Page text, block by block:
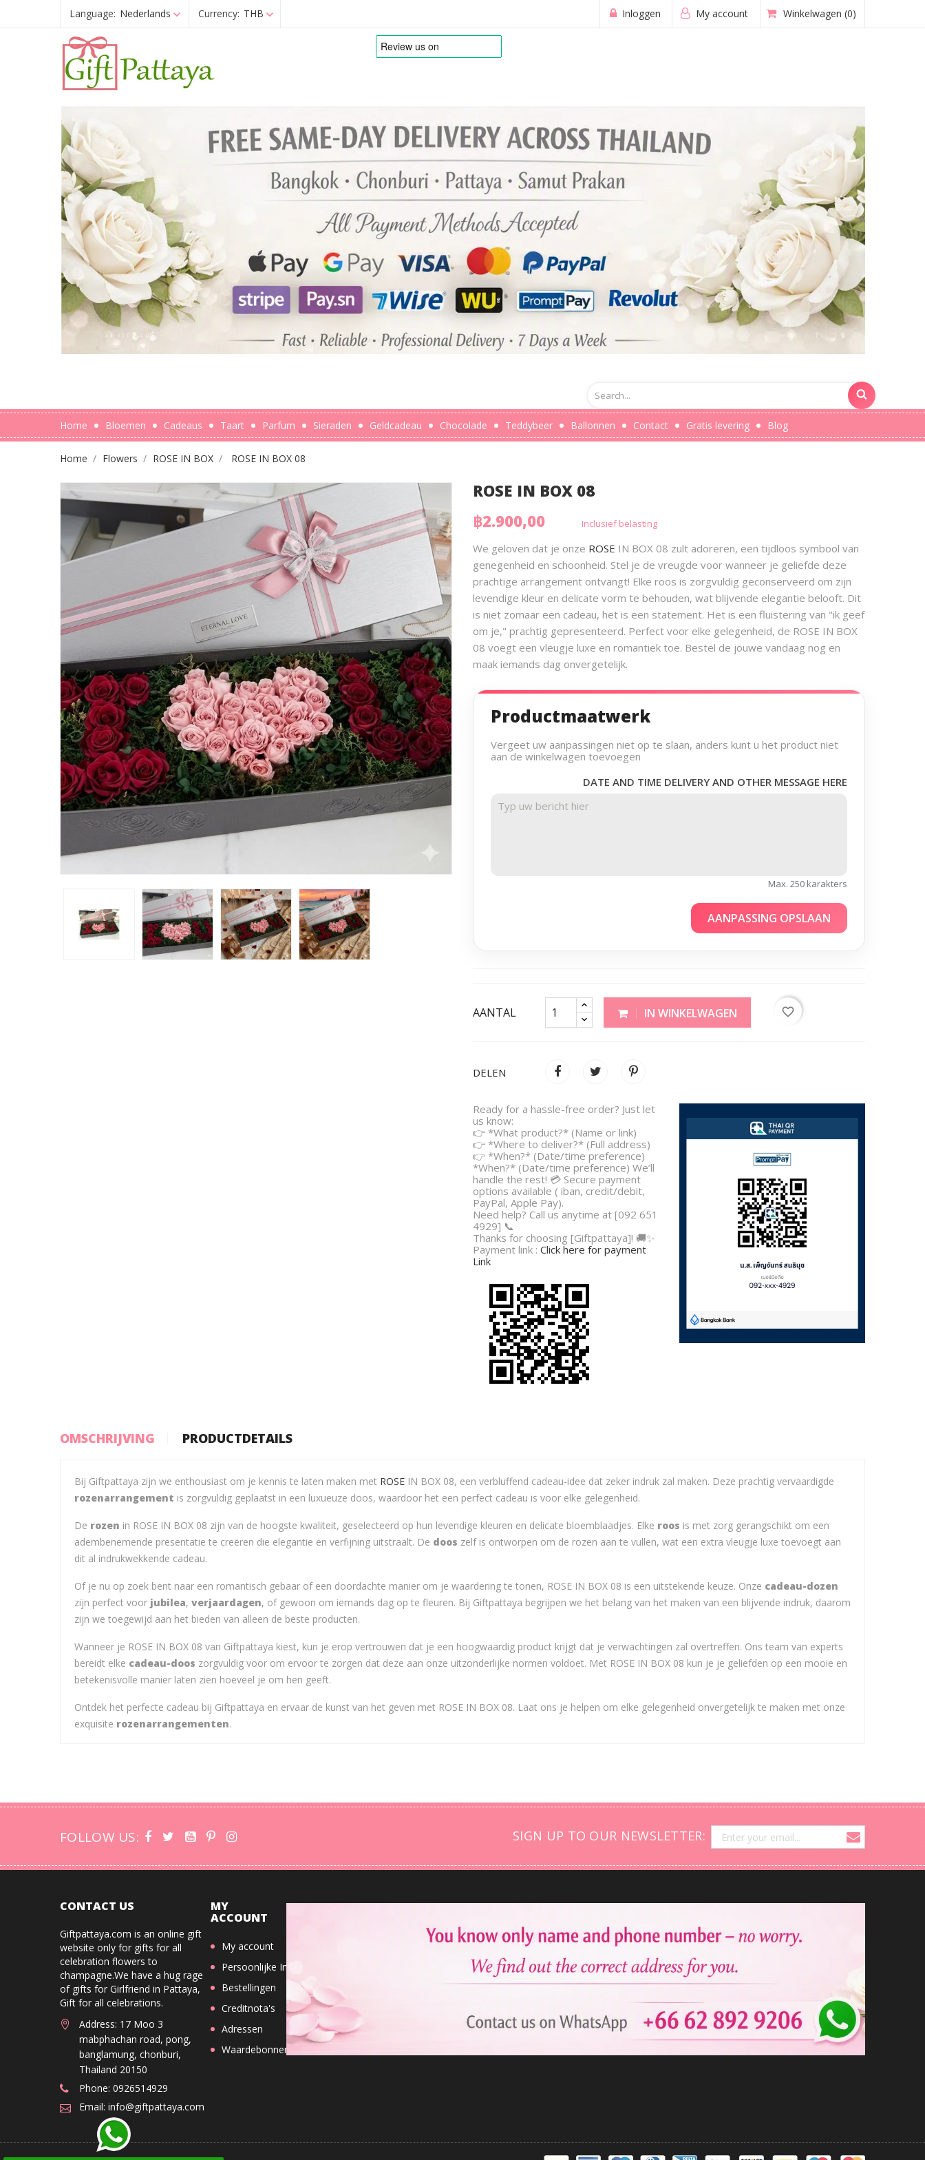
Language: Nederlands Currency: THB My account
Inloggen Winkelwagen (0)
Home Bloemen Cadeaus Taart Parfum Sieraden Geldcadeau Chocolade Teddybeer Ballonnen Contact Gratis levering Blog
Home Flowers ROSE IN BOX ROSE IN BOX 08
ROSE IN BOX 08
฿2.900,00
Inclusief belasting
We geloven dat je onze ROSE IN BOX 08 zult adoreren, een tijdloos symbool van
genegenheid en schoonheid. Stel je de vreugde voor wanneer je geliefde deze
prachtige arrangement ontvangt! Elke roos is zorgvuldig geconserveerd om zijn
levendige kleur en delicate vorm te behouden, wat blijvende elegantie belooft. Dit
is niet zomaar een cadeau, het is een statement. Het is een fluistering van "ik geef
om je," prachtig gepresenteerd. Perfect voor elke gelegenheid, de ROSE IN BOX
08 voegt een vleugje luxe en romantiek toe. Bestel de jouwe vandaag nog en
maak iemands dag onvergetelijk.
Productmaatwerk
Vergeet uw aanpassingen niet op te slaan, anders kunt u het product niet
aan de winkelwagen toevoegen
DATE AND TIME DELIVERY AND OTHER MESSAGE HERE
Max. 250 karakters
AANPASSING OPSLAAN
AANTAL IN WINKELWAGEN favorite_border
DELEN
Ready for a hassle-free order? Just let
us know:
👉 *What product?* (Name or link)
👉 *Where to deliver?* (Full address)
👉 *When?* (Date/time preference)
*When?* (Date/time preference) We’ll
handle the rest! 💳 Secure payment
options available ( iban, credit/debit,
PayPal, Apple Pay).
Need help? Call us anytime at [092 651
4929] 📞
Thanks for choosing [Giftpattaya]! 🚚✨
Payment link : Click here for payment
Link
OMSCHRIJVING PRODUCTDETAILS
Bij Giftpattaya zijn we enthousiast om je kennis te laten maken met ROSE IN BOX 08, een verbluffend cadeau-idee dat zeker indruk zal maken. Deze prachtig vervaardigde
rozenarrangement is zorgvuldig geplaatst in een luxueuze doos, waardoor het een perfect cadeau is voor elke gelegenheid.
De rozen in ROSE IN BOX 08 zijn van de hoogste kwaliteit, geselecteerd op hun levendige kleuren en delicate bloemblaadjes. Elke roos is met zorg gerangschikt om een
adembenemende presentatie te creëren die elegantie en verfijning uitstraalt. De doos zelf is ontworpen om de rozen aan te vullen, wat een extra vleugje luxe toevoegt aan
dit al indrukwekkende cadeau.
Of je nu op zoek bent naar een romantisch gebaar of een doordachte manier om je waardering te tonen, ROSE IN BOX 08 is een uitstekende keuze. Onze cadeau-dozen
zijn perfect voor jubilea, verjaardagen, of gewoon om iemands dag op te fleuren. Bij Giftpattaya begrijpen we het belang van het maken van een blijvende indruk, daarom
zijn we toegewijd aan het bieden van alleen de beste producten.
Wanneer je ROSE IN BOX 08 van Giftpattaya kiest, kun je erop vertrouwen dat je een hoogwaardig product krijgt dat je verwachtingen zal overtreffen. Ons team van experts
bereidt elke cadeau-doos zorgvuldig voor om ervoor te zorgen dat deze aan onze uitzonderlijke normen voldoet. Met ROSE IN BOX 08 kun je je geliefden op een mooie en
betekenisvolle manier laten zien hoeveel je om hen geeft.
Ontdek het perfecte cadeau bij Giftpattaya en ervaar de kunst van het geven met ROSE IN BOX 08. Laat ons je helpen om elke gelegenheid onvergetelijk te maken met onze
exquisite rozenarrangementen.
SIGN UP TO OUR NEWSLETTER:
FOLLOW US:
CONTACT US
Giftpattaya.com is an online gift
website only for gifts for all
celebration flowers to
champagne.We have a hug rage
of gifts for Girlfriend in Pattaya,
Gift for all celebrations.
Address: 17 Moo 3
mabphachan road, pong,
banglamung, chonburi,
Thailand 20150
Phone: 0926514929
Email: info@giftpattaya.com
MY
ACCOUNT
My account
Persoonlijke Info
Bestellingen
Creditnota's
Adressen
Waardebonnen